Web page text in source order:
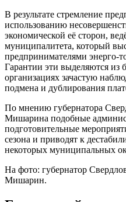
В результате стремление
использованию
экономической её сторон,
муниципалитета, который
предпринимателями энерго-
Гарантии эти выделяются из
организациях зачастую
подмена и дублирования
По мнению губернатора
Мишарина подобные
подготовительные
сезона и приводят к
некоторых муниципальных
На фото: губернатор
Мишарин.